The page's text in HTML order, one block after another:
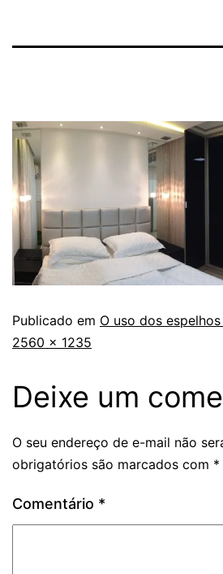
Publicado em O uso dos
2560 × 1235
Deixe um
O seu endereço de e-mail não
obrigatórios são marcados com *
Comentário *